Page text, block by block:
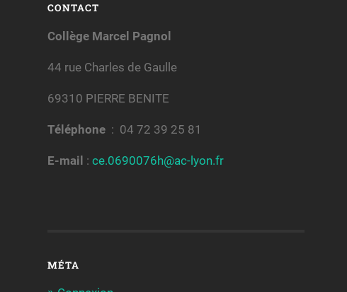
CONTACT
Collège Marcel Pagnol
44 rue Charles de Gaulle
69310 PIERRE BENITE
Téléphone : 04 72 39 25 81
E-mail :ce.0690076h@ac-lyon.fr
MÉTA